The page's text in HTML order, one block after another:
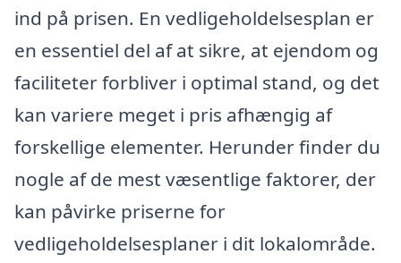
ind på prisen. En vedligeholdelsesplan er
en essentiel del af at sikre, at ejendom og
faciliteter forbliver i optimal stand, og det
kan variere meget i pris afhængig af
forskellige elementer. Herunder finder du
nogle af de mest væsentlige faktorer, der
kan påvirke priserne for
vedligeholdelsesplaner i dit lokalområde.